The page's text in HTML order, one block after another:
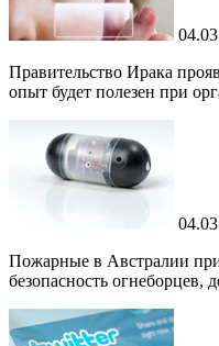
Правительство Ирака
опыт будет полезен при
Пожарные в Австралии
безопасность